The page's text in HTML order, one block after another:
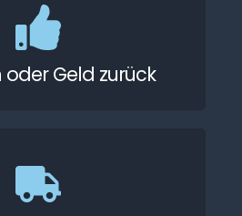
oder Geld zurück